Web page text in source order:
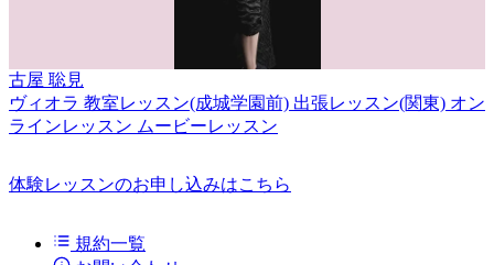
古屋 聡見
ヴィオラ 教室レッスン(成城学園前) 出張レッスン(関東) オン
ラインレッスン ムービーレッスン
体験レッスンのお申し込みはこちら
規約一覧